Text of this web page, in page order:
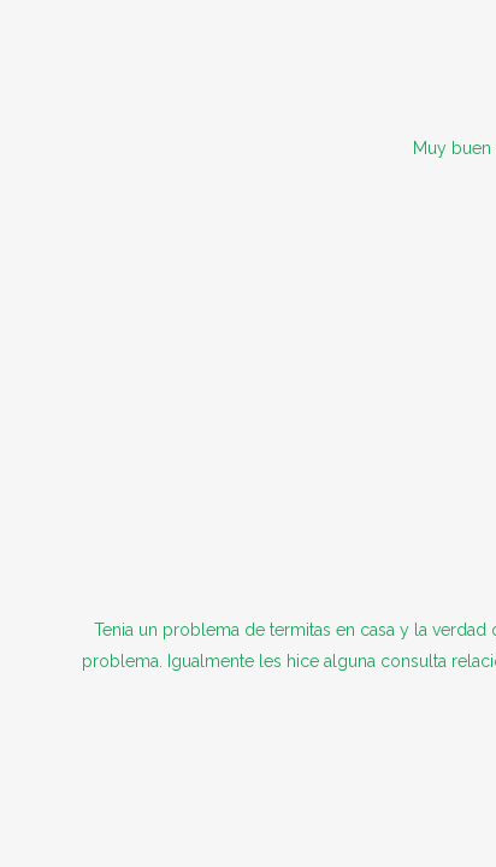
Muy
Tenia un problema de termitas en casa y la
problema. Igualmente les hice alguna consulta